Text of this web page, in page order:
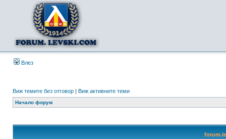
Влез
Виж темите без отговор | Виж активните теми
Начало форум